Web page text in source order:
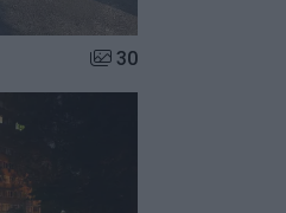
Liczba zdjęć w galerii:
30